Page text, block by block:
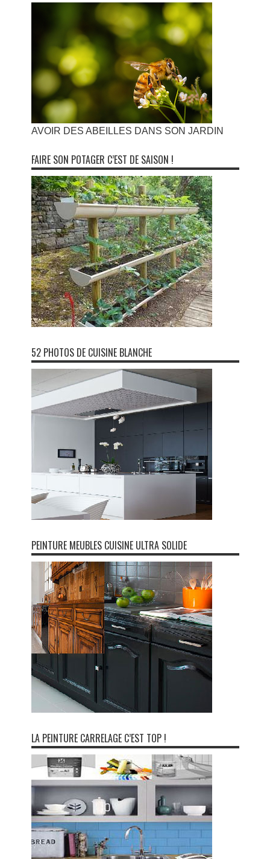
AVOIR DES ABEILLES DANS SON JARDIN
FAIRE SON POTAGER C’EST DE SAISON !
52 PHOTOS DE CUISINE BLANCHE
PEINTURE MEUBLES CUISINE ULTRA SOLIDE
LA PEINTURE CARRELAGE C’EST TOP !